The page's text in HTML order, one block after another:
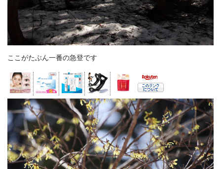
ここがたぶん一番の急登です